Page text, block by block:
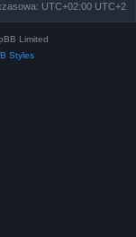
UTC+02:00 UTC+2
Limited
Styles